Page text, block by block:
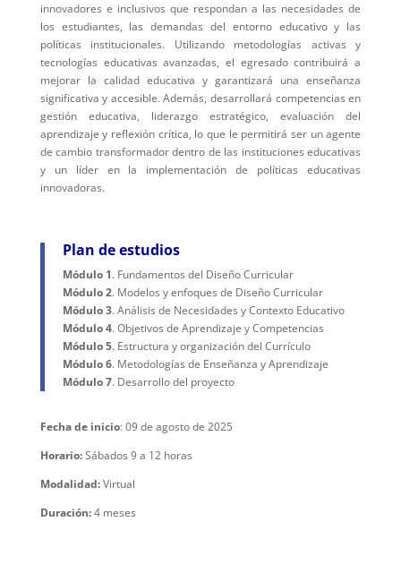
innovadores e inclusivos que respondan a las necesidades de
los estudiantes, las demandas del entorno educativo y las
políticas institucionales. Utilizando metodologías activas y
tecnologías educativas avanzadas, el egresado contribuirá a
mejorar la calidad educativa y garantizará una enseñanza
significativa y accesible. Además, desarrollará competencias en
gestión educativa, liderazgo estratégico, evaluación del
aprendizaje y reflexión crítica, lo que le permitirá ser un agente
de cambio transformador dentro de las instituciones educativas
y un líder en la implementación de políticas educativas
innovadoras.
Plan de estudios
Módulo 1. Fundamentos del Diseño Curricular
Módulo 2. Modelos y enfoques de Diseño Curricular
Módulo 3. Análisis de Necesidades y Contexto Educativo
Módulo 4. Objetivos de Aprendizaje y Competencias
Módulo 5. Estructura y organización del Currículo
Módulo 6. Metodologías de Enseñanza y Aprendizaje
Módulo 7. Desarrollo del proyecto
Fecha de inicio: 09 de agosto de 2025
Horario:Sábados 9 a 12 horas
Modalidad:Virtual
Duración:4 meses